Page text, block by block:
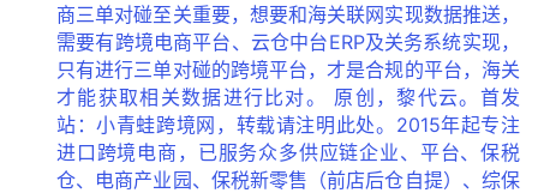
商三单对碰至关重要，想要和海关联网实现数据推送，
需要有跨境电商平台、云仓中台ERP及关务系统实现，
只有进行三单对碰的跨境平台，才是合规的平台，海关
才能获取相关数据进行比对。 原创，黎代云。首发
站：小青蛙跨境网，转载请注明此处。2015年起专注
进口跨境电商，已服务众多供应链企业、平台、保税
仓、电商产业园、保税新零售（前店后仓自提）、综保